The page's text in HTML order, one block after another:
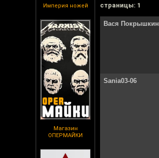
Империя ножей
Магазин
ОПЕРМАЙКИ
cтраницы: 1
Вася Покрышкин
Sania03-06